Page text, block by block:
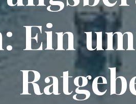
Ein